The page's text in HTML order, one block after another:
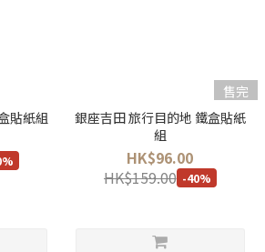
貼紙組
售完
銀座吉田 旅行目的地 鐵盒貼紙
組
HK$96.00
HK$159.00 -40%